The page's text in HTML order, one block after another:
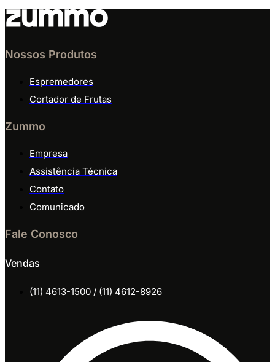
Nossos Produtos
Espremedores
Cortador de Frutas
Zummo
Empresa
Assistência Técnica
Contato
Comunicado
Fale Conosco
Vendas
(11) 4613-1500 / (11) 4612-8926